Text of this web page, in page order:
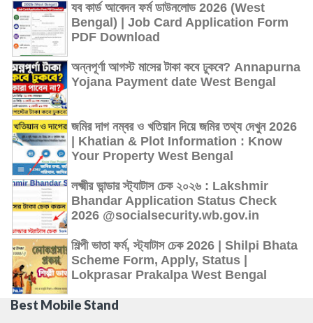
যব কার্ড আবেদন ফর্ম ডাউনলোড 2026 (West
Bengal) | Job Card Application Form
PDF Download
অন্নপূর্ণা আগস্ট মাসের টাকা কবে ঢুকবে? Annapurna
Yojana Payment date West Bengal
জমির দাগ নম্বর ও খতিয়ান দিয়ে জমির তথ্য দেখুন 2026
| Khatian & Plot Information : Know
Your Property West Bengal
লক্ষ্মীর ভান্ডার স্ট্যাটাস চেক ২০২৬ : Lakshmir
Bhandar Application Status Check
2026 @socialsecurity.wb.gov.in
শিল্পী ভাতা ফর্ম, স্ট্যাটাস চেক 2026 | Shilpi Bhata
Scheme Form, Apply, Status |
Lokprasar Prakalpa West Bengal
Best Mobile Stand